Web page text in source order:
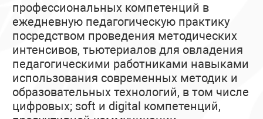
профессиональных компетенций в
ежедневную педагогическую практику
посредством проведения методических
интенсивов, тьютериалов для овладения
педагогическими работниками навыками
использования современных методик и
образовательных технологий, в том числе
цифровых; soft и digital компетенций,